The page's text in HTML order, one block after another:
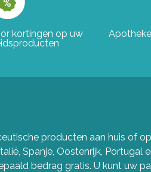
kortingen op uw
producten aan huis of
Spanje, Oostenrijk, Portugal
bedrag gratis. U kunt uw